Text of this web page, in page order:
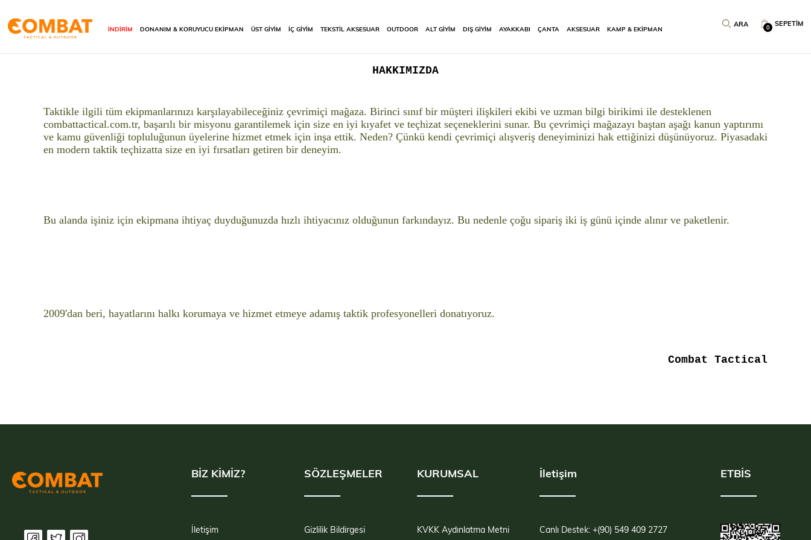
SEPETIM
0
İNDİRİM DONANIM & KORUYUCU EKİPMAN ÜST GİYİM İÇ GİYİM TEKSTİL AKSESUAR OUTDOOR ALT GİYİM DIŞ GİYİM AYAKKABI ÇANTA AKSESUAR KAMP & EKİPMAN
HAKKIMIZDA
Taktikle ilgili tüm ekipmanlarınızı karşılayabileceğiniz çevrimiçi mağaza. Birinci sınıf bir müşteri ilişkileri ekibi ve uzman bilgi birikimi ile desteklenen
combattactical.com.tr, başarılı bir misyonu garantilemek için size en iyi kıyafet ve teçhizat seçeneklerini sunar. Bu çevrimiçi mağazayı baştan aşağı kanun yaptırımı
ve kamu güvenliği topluluğunun üyelerine hizmet etmek için inşa ettik. Neden? Çünkü kendi çevrimiçi alışveriş deneyiminizi hak ettiğinizi düşünüyoruz. Piyasadaki
en modern taktik teçhizatta size en iyi fırsatları getiren bir deneyim.
Bu alanda işiniz için ekipmana ihtiyaç duyduğunuzda hızlı ihtiyacınız olduğunun farkındayız. Bu nedenle çoğu sipariş iki iş günü içinde alınır ve paketlenir.
2009'dan beri, hayatlarını halkı korumaya ve hizmet etmeye adamış taktik profesyonelleri donatıyoruz.
Combat Tactical
BİZ KİMİZ?
İletişim
SÖZLEŞMELER
Gizlilik Bildirgesi
KURUMSAL
KVKK Aydınlatma Metni
İletişim
Canlı Destek: +(90) 549 409 2727
ETBİS